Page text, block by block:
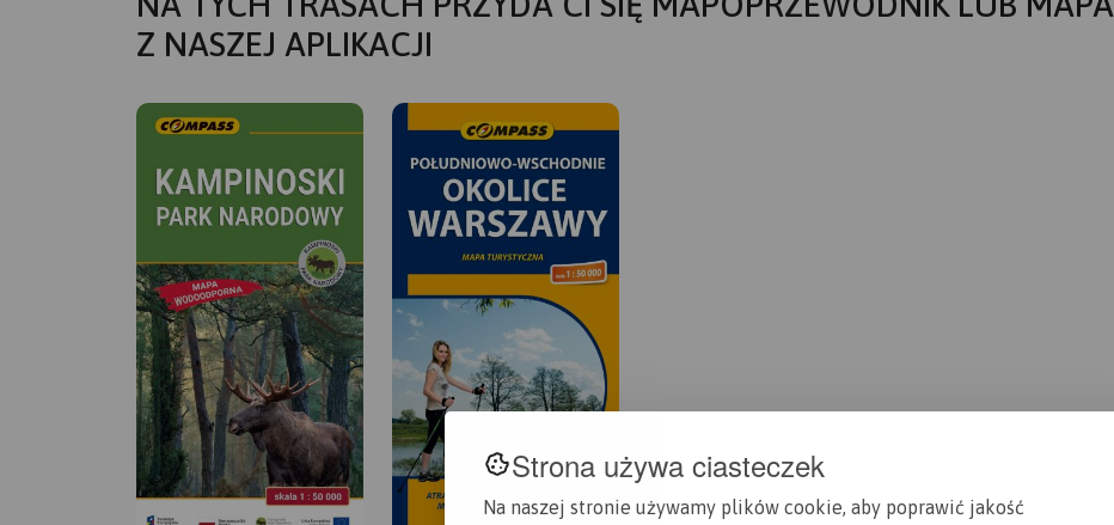
Strona używa ciasteczek
Na naszej stronie używamy plików cookie, aby poprawić jakość
Z NASZEJ APLIKACJI